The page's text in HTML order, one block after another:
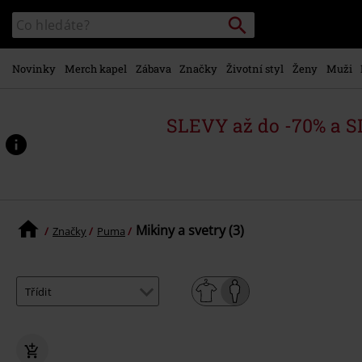
hlavnímu
obsahu
Katalog
vyhledávání
Vyhledávání
Novinky Merch kapel Zábava Značky Životní styl Ženy Muži
SLEVY až do -70% a
Značky Puma Mikiny a svetry (3)